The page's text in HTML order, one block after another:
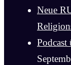
Neue